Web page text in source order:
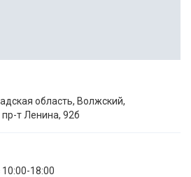
область, Волжский,
пр-т Ленина, 92б
18:00